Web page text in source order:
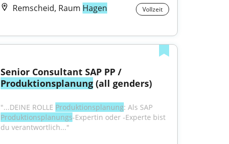
Remscheid, Raum Hagen Vollzeit
Senior Consultant SAP PP /
Produktionsplanung (all genders)
"...DEINE ROLLE Produktionsplanung
: Als SAP
Produktionsplanungs-Expertin oder -Experte bist
du verantwortlich..."